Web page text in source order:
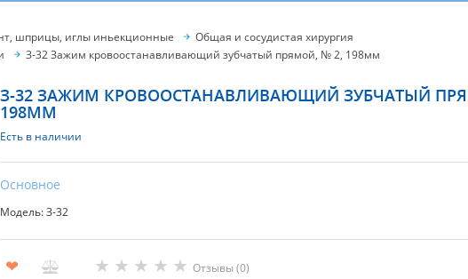
шприцы, иглы иньекционные
Общая и сосудистая хирургия
З-32 Зажим кровоостанавливающий зубчатый прямой, № 2, 198мм
З-32 ЗАЖИМ КРОВООСТАНАВЛИВАЮЩИЙ ЗУБЧАТЫЙ
198ММ
Есть в наличии
Основное
Модель: З-32
❤ ★ ★ ★ ★ ★ Отзывы (0)